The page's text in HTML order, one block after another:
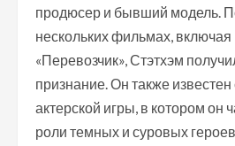
продюсер и бывший модель.
нескольких фильмах,
«Перевозчик», Стэтхэм
признание. Он также
актерской игры, в котором он
роли темных и суровых